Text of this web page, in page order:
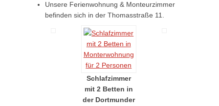
Unsere Ferienwohnung & Monteurzimmer
befinden sich in der Thomasstraße 11.
Schlafzimmer
mit 2 Betten in
der Dortmunder